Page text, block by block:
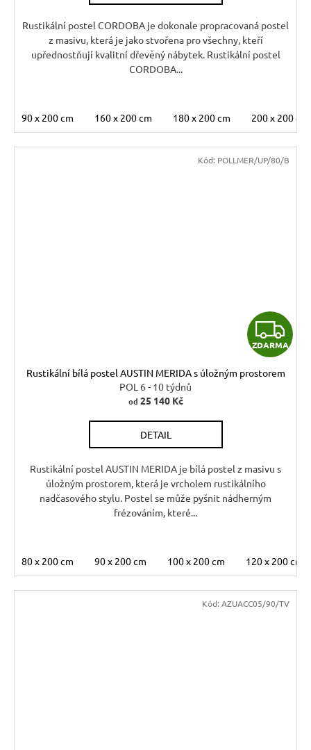
A
Rustikální postel CORDOBA je dokonale propracovaná postel
z masivu, která je jako stvořena pro všechny, kteří
upřednostňují kvalitní dřevěný nábytek. Rustikální postel
CORDOBA...
90 x 200 cm 160 x 200 cm 180 x 200 cm 200 x 200 cm
Z
D
ZDARMA
Rustikální bílá postel AUSTIN MERIDA s úložným prostorem
POL 6 - 10 týdnů
od 25 140 Kč
DETAIL
Rustikální postel AUSTIN MERIDA je bílá postel z masivu s
úložným prostorem, která je vrcholem rustikálního
nadčasového stylu. Postel se může pyšnit nádherným
frézováním, které...
80 x 200 cm 90 x 200 cm 100 x 200 cm 120 x 200 cm
Kód: POLLMER/UP/80/B
Kód: AZUACC05/90/TV